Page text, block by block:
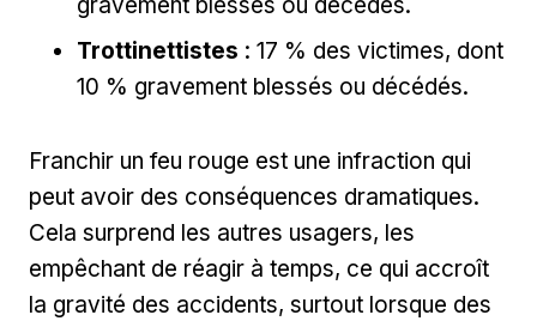
Trottinettistes : 17 % des victimes, dont
10 % gravement blessés ou décédés.
Franchir un feu rouge est une infraction qui
peut avoir des conséquences dramatiques.
Cela surprend les autres usagers, les
empêchant de réagir à temps, ce qui accroît
la gravité des accidents, surtout lorsque des